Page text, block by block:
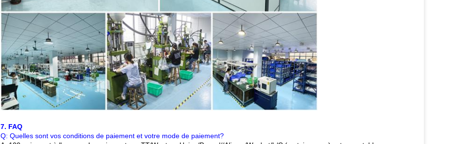
7. FAQ
Q: Quelles sont vos conditions de paiement et votre mode de paiement?